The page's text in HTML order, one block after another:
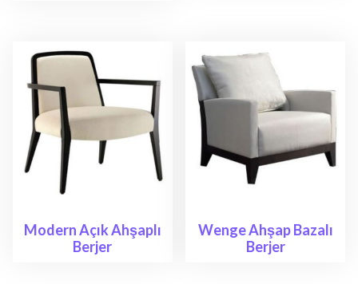
Modern Açık Ahşaplı
Berjer
Wenge Ahşap Bazalı
Berjer